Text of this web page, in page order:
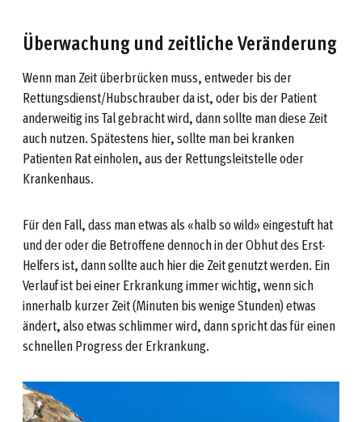
Überwachung und zeitliche Veränderung
Wenn man Zeit überbrücken muss, entweder bis der
Rettungsdienst/Hubschrauber da ist, oder bis der Patient
anderweitig ins Tal gebracht wird, dann sollte man diese Zeit
auch nutzen. Spätestens hier, sollte man bei kranken
Patienten Rat einholen, aus der Rettungsleitstelle oder
Krankenhaus.
Für den Fall, dass man etwas als «halb so wild» eingestuft hat
und der oder die Betroffene dennoch in der Obhut des Erst-
Helfers ist, dann sollte auch hier die Zeit genutzt werden. Ein
Verlauf ist bei einer Erkrankung immer wichtig, wenn sich
innerhalb kurzer Zeit (Minuten bis wenige Stunden) etwas
ändert, also etwas schlimmer wird, dann spricht das für einen
schnellen Progress der Erkrankung.